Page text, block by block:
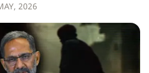
2026